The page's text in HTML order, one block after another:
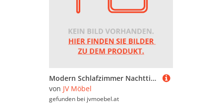
Modern Schlafzimmer Nachttisch Holzmöbel Design Luxus Einrichtung
von JV Möbel
gefunden bei jvmoebel.at